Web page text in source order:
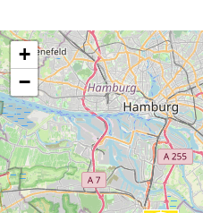
Karte wird geladen...
+
−